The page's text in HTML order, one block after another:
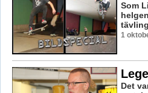
Som
1
Det